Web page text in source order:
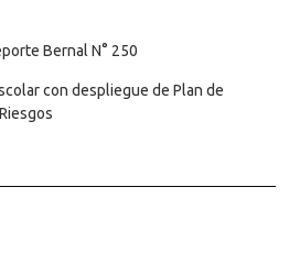
Bernal N° 250
con despliegue de Plan de